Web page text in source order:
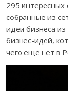
295 интересных
собранные из
идеи бизнеса
бизнес-идей,
чего еще нет в